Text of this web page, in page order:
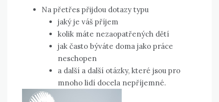
Na přetřes přijdou dotazy typu
jaký je váš příjem
kolik máte nezaopatřených dětí
jak často býváte doma jako práce
neschopen
a další a další otázky, které jsou pro
mnoho lidí docela nepříjemné.